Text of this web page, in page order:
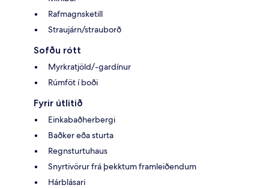
Rafmagnsketill
Straujárn/strauborð
Sofðu rótt
Myrkratjöld/-gardínur
Rúmföt í boði
Fyrir útlitið
Einkabaðherbergi
Baðker eða sturta
Regnsturtuhaus
Snyrtivörur frá þekktum framleiðendum
Hárblásari